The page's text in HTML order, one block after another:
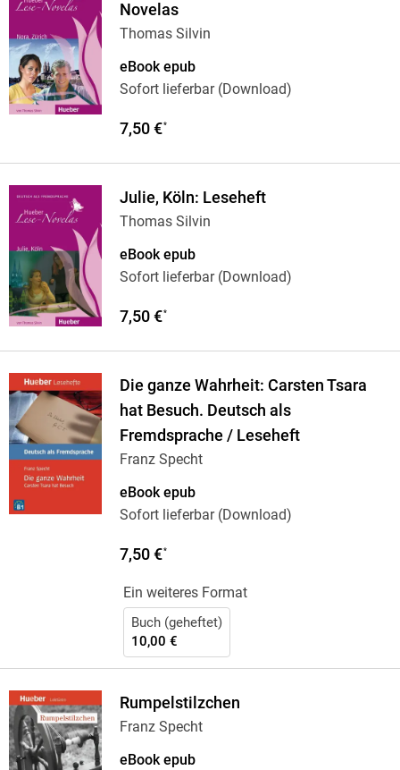
Novelas
Thomas Silvin
eBook epub
Sofort lieferbar (Download)
7,50 €*
Julie, Köln: Leseheft
Thomas Silvin
eBook epub
Sofort lieferbar (Download)
7,50 €*
Die ganze Wahrheit: Carsten Tsara
hat Besuch. Deutsch als
Fremdsprache / Leseheft
Franz Specht
eBook epub
Sofort lieferbar (Download)
7,50 €*
Ein weiteres Format
Buch (geheftet)
10,00 €
Rumpelstilzchen
Franz Specht
eBook epub